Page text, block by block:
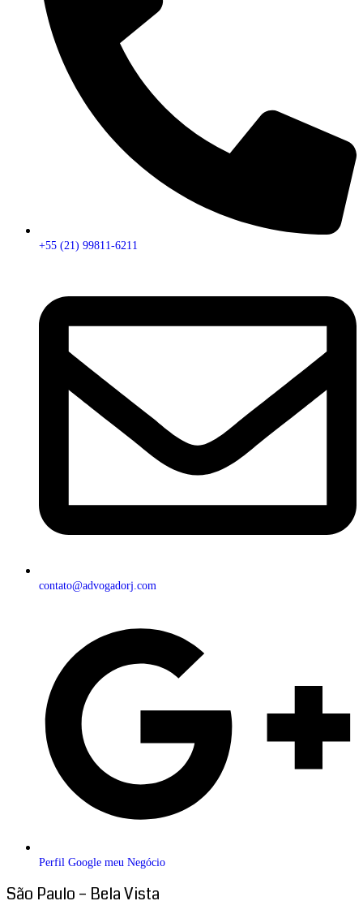
+55 (21) 99811-6211
contato@advogadorj.com
Perfil Google meu Negócio
São Paulo – Bela Vista